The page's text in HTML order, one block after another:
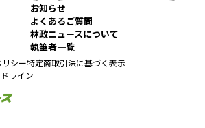
お知らせ
よくあるご質問
林政ニュースについて
執筆者一覧
シー特定商取引法に基づく表示
ライン